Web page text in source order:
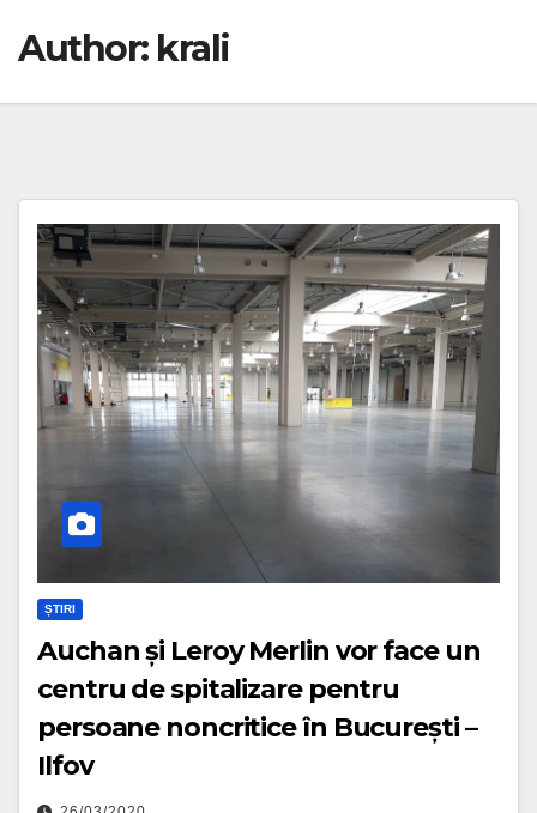
Author: krali
ȘTIRI
Auchan și Leroy Merlin vor face un
centru de spitalizare pentru
persoane noncritice în București –
Ilfov